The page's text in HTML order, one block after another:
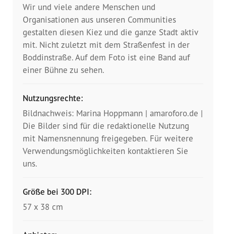
Positionen
Pressespiegel
Glossar
Fotos
Wir und viele andere Menschen und
Organisationen aus unseren Communities
gestalten diesen Kiez und die ganze Stadt aktiv
mit. Nicht zuletzt mit dem Straßenfest in der
Boddinstraße. Auf dem Foto ist eine Band auf
einer Bühne zu sehen.
Nutzungsrechte:
Bildnachweis: Marina Hoppmann | amaroforo.de |
Die Bilder sind für die redaktionelle Nutzung
mit Namensnennung freigegeben. Für weitere
Verwendungsmöglichkeiten kontaktieren Sie
uns.
Größe bei 300 DPI:
57 x 38 cm